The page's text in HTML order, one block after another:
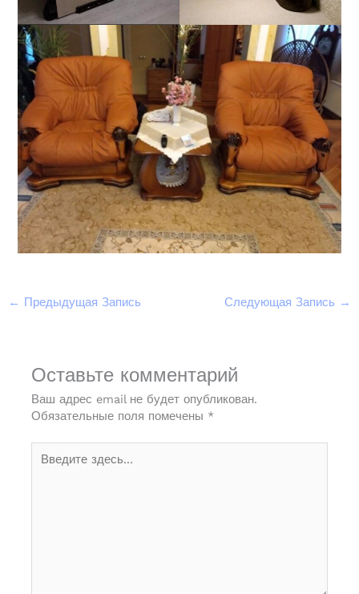
← Предыдущая Запись Следующая Запись →
Оставьте комментарий
Ваш адрес email не будет опубликован.
Обязательные поля помечены *
здесь...